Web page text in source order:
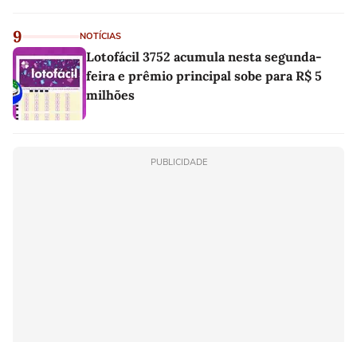
9 NOTÍCIAS
Lotofácil 3752 acumula nesta segunda-
feira e prêmio principal sobe para R$ 5
milhões
PUBLICIDADE